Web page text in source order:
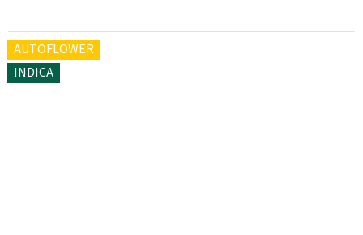
AUTOFLOWER
INDICA